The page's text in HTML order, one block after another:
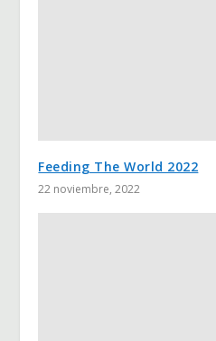
Feeding The World 2022
22 noviembre, 2022